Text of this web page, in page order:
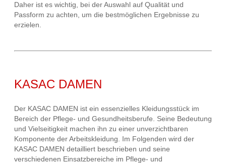
Daher ist es wichtig, bei der Auswahl auf Qualität und
Passform zu achten, um die bestmöglichen Ergebnisse zu
erzielen.
KASAC DAMEN
Der KASAC DAMEN ist ein essenzielles Kleidungsstück im
Bereich der Pflege- und Gesundheitsberufe. Seine Bedeutung
und Vielseitigkeit machen ihn zu einer unverzichtbaren
Komponente der Arbeitskleidung. Im Folgenden wird der
KASAC DAMEN detailliert beschrieben und seine
verschiedenen Einsatzbereiche im Pflege- und